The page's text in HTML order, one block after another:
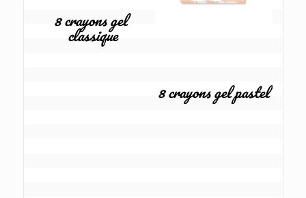
8 crayons gel
classique
8 crayons gel pastel